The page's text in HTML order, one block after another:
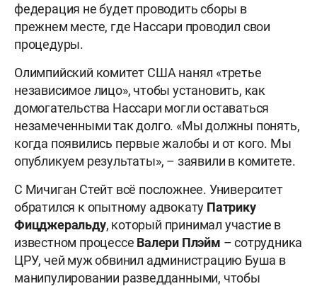
федерация не будет проводить сборы в
прежнем месте, где Нассари проводил свои
процедуры.
Олимпийский комитет США нанял «третье
независимое лицо», чтобы установить, как
домогательства Нассари могли оставаться
незамеченными так долго. «Мы должны понять,
когда появились первые жалобы и от кого. Мы
опубликуем результаты», – заявили в комитете.
С Мичиган Стейт всё посложнее. Университет
обратился к опытному адвокату Патрику
Фицджеральду, который принимал участие в
известном процессе Валери Плэйм – сотрудника
ЦРУ, чей муж обвинил администрацию Буша в
манипулировании разведданными, чтобы